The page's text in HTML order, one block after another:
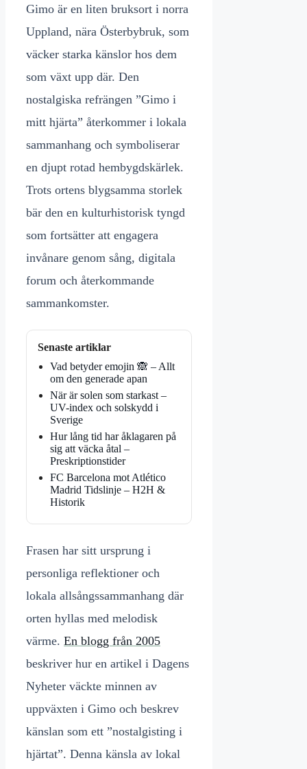
Gimo är en liten bruksort i norra
Uppland, nära Österbybruk, som
väcker starka känslor hos dem
som växt upp där. Den
nostalgiska refrängen ”Gimo i
mitt hjärta” återkommer i lokala
sammanhang och symboliserar
en djupt rotad hembygdskärlek.
Trots ortens blygsamma storlek
bär den en kulturhistorisk tyngd
som fortsätter att engagera
invånare genom sång, digitala
forum och återkommande
sammankomster.
Senaste artiklar
Vad betyder emojin 🙈 – Allt
om den generade apan
När är solen som starkast –
UV-index och solskydd i
Sverige
Hur lång tid har åklagaren på
sig att väcka åtal –
Preskriptionstider
FC Barcelona mot Atlético
Madrid Tidslinje – H2H &
Historik
Frasen har sitt ursprung i
personliga reflektioner och
lokala allsångssammanhang där
orten hyllas med melodisk
värme. En blogg från 2005
beskriver hur en artikel i Dagens
Nyheter väckte minnen av
uppväxten i Gimo och beskrev
känslan som ett ”nostalgisting i
hjärtat”. Denna känsla av lokal